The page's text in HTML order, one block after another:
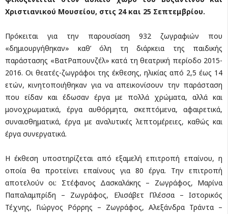
Χριστιανικού Μουσείου, στις 24 και 25 Σεπτεμβρίου.
Πρόκειται για την παρουσίαση 932 ζωγραφιών που
«δημιουργήθηκαν» καθ’ όλη τη διάρκεια της παιδικής
παράστασης «ΒατΡαπουνζέλ» κατά τη θεατρική περίοδο 2015-
2016. Οι θεατές-ζωγράφοι της έκθεσης, ηλικίας από 2,5 έως 14
ετών, κινητοποιήθηκαν για να απεικονίσουν την παράσταση
που είδαν και έδωσαν έργα με πολλά χρώματα, αλλά και
μονοχρωματικά, έργα αυθόρμητα, σκεπτόμενα, αφαιρετικά,
συναισθηματικά, έργα με αναλυτικές λεπτομέρειες, καθώς και
έργα συνεργατικά.
Η έκθεση υποστηρίζεται από εξαμελή επιτροπή επαίνου, η
οποία θα προτείνει επαίνους για 80 έργα. Την επιτροπή
αποτελούν οι: Στέφανος Δασκαλάκης – Ζωγράφος, Μαρίνα
Παπαλαμπρίδη – Ζωγράφος, Ελισάβετ Πλέσσα – Ιστορικός
Τέχνης, Γιώργος Ρόρρης – Ζωγράφος, Αλεξάνδρα Τράντα –